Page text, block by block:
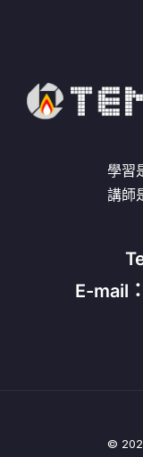
學習
講師
E-mail
©